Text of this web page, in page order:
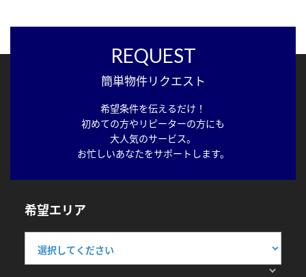
REQUEST
簡単物件リクエスト
希望条件を伝えるだけ！
初めての方やリピーターの方にも
大人気のサービス。
お忙しいあなたをサポートします。
希望エリア